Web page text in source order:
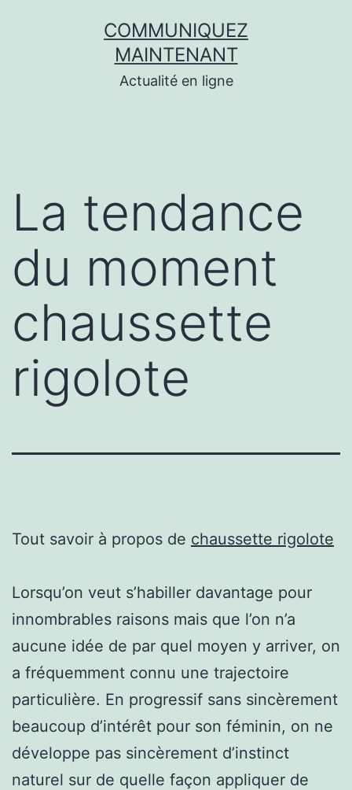
COMMUNIQUEZ
MAINTENANT
Actualité en ligne
La tendance
du moment
chaussette
rigolote
Tout savoir à propos de chaussette rigolote
Lorsqu’on veut s’habiller davantage pour
innombrables raisons mais que l’on n’a
aucune idée de par quel moyen y arriver, on
a fréquemment connu une trajectoire
particulière. En progressif sans sincèrement
beaucoup d’intérêt pour son féminin, on ne
développe pas sincèrement d’instinct
naturel sur de quelle façon appliquer de